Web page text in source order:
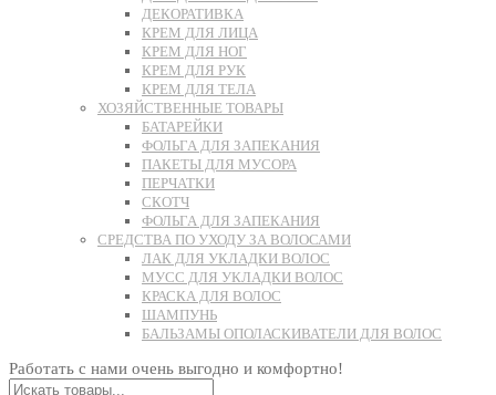
ДЕКОРАТИВКА
КРЕМ ДЛЯ ЛИЦА
КРЕМ ДЛЯ НОГ
КРЕМ ДЛЯ РУК
КРЕМ ДЛЯ ТЕЛА
ХОЗЯЙСТВЕННЫЕ ТОВАРЫ
БАТАРЕЙКИ
ФОЛЬГА ДЛЯ ЗАПЕКАНИЯ
ПАКЕТЫ ДЛЯ МУСОРА
ПЕРЧАТКИ
СКОТЧ
ФОЛЬГА ДЛЯ ЗАПЕКАНИЯ
СРЕДСТВА ПО УХОДУ ЗА ВОЛОСАМИ
ЛАК ДЛЯ УКЛАДКИ ВОЛОС
МУСС ДЛЯ УКЛАДКИ ВОЛОС
КРАСКА ДЛЯ ВОЛОС
ШАМПУНЬ
БАЛЬЗАМЫ ОПОЛАСКИВАТЕЛИ ДЛЯ ВОЛОС
Работать с нами очень выгодно и комфортно!